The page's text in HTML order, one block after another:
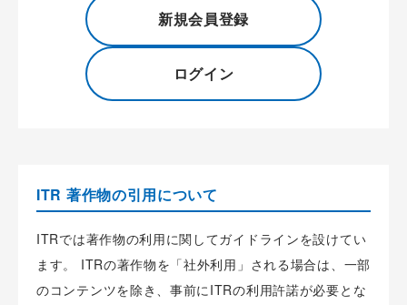
新規会員登録
ログイン
ITR 著作物の引用について
ITRでは著作物の利用に関してガイドラインを設けてい
ます。 ITRの著作物を「社外利用」される場合は、一部
のコンテンツを除き、事前にITRの利用許諾が必要とな